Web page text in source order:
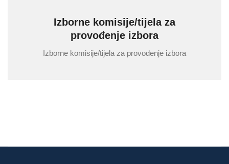
Izborne komisije/tijela za
provođenje izbora
Izborne komisije/tijela za provođenje izbora